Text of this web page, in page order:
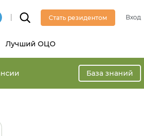
Стать резидентом Вход
Лучший ОЦО
База знаний